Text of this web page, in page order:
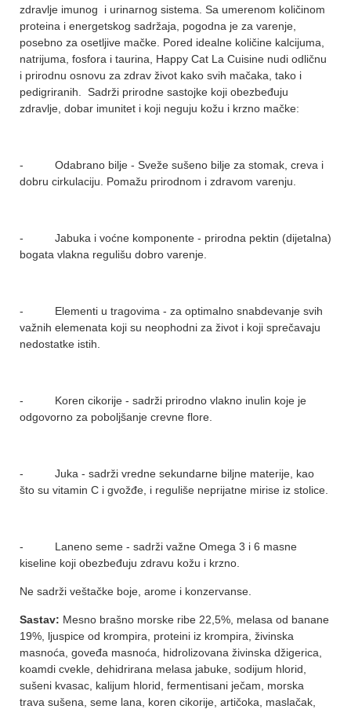
zdravlje imunog i urinarnog sistema. Sa umerenom količinom
proteina i energetskog sadržaja, pogodna je za varenje,
posebno za osetljive mačke. Pored idealne količine kalcijuma,
natrijuma, fosfora i taurina, Happy Cat La Cuisine nudi odličnu
i prirodnu osnovu za zdrav život kako svih mačaka, tako i
pedigriranih. Sadrži prirodne sastojke koji obezbeđuju
zdravlje, dobar imunitet i koji neguju kožu i krzno mačke:
- Odabrano bilje - Sveže sušeno bilje za stomak, creva i
dobru cirkulaciju. Pomažu prirodnom i zdravom varenju.
- Jabuka i voćne komponente - prirodna pektin (dijetalna)
bogata vlakna regulišu dobro varenje.
- Elementi u tragovima - za optimalno snabdevanje svih
važnih elemenata koji su neophodni za život i koji sprečavaju
nedostatke istih.
- Koren cikorije - sadrži prirodno vlakno inulin koje je
odgovorno za poboljšanje crevne flore.
- Juka - sadrži vredne sekundarne biljne materije, kao
što su vitamin C i gvožđe, i reguliše neprijatne mirise iz stolice.
- Laneno seme - sadrži važne Omega 3 i 6 masne
kiseline koji obezbeđuju zdravu kožu i krzno.
Ne sadrži veštačke boje, arome i konzervanse.
Sastav: Mesno brašno morske ribe 22,5%, melasa od banane
19%, ljuspice od krompira, proteini iz krompira, živinska
masnoća, goveđa masnoća, hidrolizovana živinska džigerica,
koamdi cvekle, dehidrirana melasa jabuke, sodijum hlorid,
sušeni kvasac, kalijum hlorid, fermentisani ječam, morska
trava sušena, seme lana, koren cikorije, artičoka, maslačak,